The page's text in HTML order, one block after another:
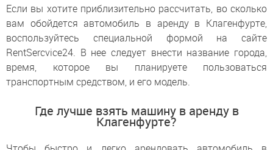
Если вы хотите приблизительно рассчитать, во сколько
вам обойдется автомобиль в аренду в Клагенфурте,
воспользуйтесь специальной формой на сайте
RentSercvice24. В нее следует внести название города,
время, которое вы планируете пользоваться
транспортным средством, и его модель.
Где лучше взять машину в аренду в
Клагенфурте?